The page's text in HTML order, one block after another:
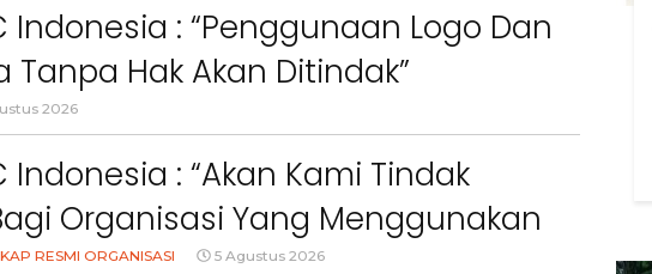
Anak Di Era Digital
Indonesia : “Penggunaan Logo Dan
Tanpa Hak Akan Ditindak”
2026
Indonesia : “Akan Kami Tindak
Organisasi Yang Menggunakan
Warna, Bendera Dan Slogan
RESMI ORGANISASI 5 Agustus 2026